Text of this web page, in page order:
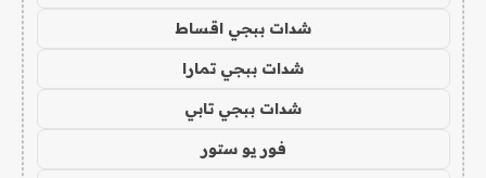
شدات ببجي اقساط
شدات ببجي تمارا
شدات ببجي تابي
فور يو ستور